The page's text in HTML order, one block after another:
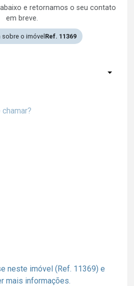
e retornamos o seu contato
em breve.
o imóvel Ref. 11369